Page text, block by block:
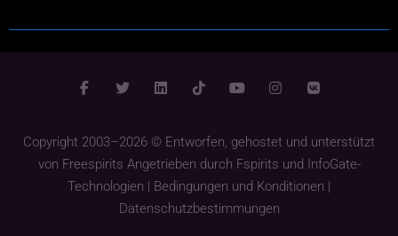
Copyright 2003–2026 © Entworfen, gehostet und unterstützt
von Freespirits Angetrieben durch Fspirits und InfoGate-
Technologien | Bedingungen und Konditionen |
Datenschutzbestimmungen